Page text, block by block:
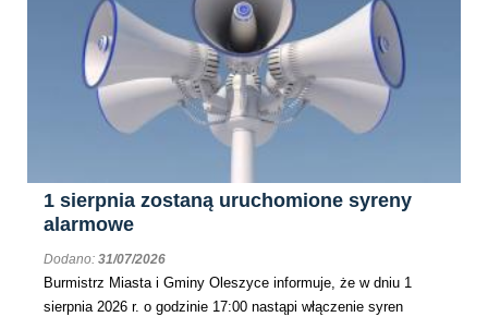
1 sierpnia zostaną uruchomione syreny
alarmowe
Dodano: 31/07/2026
​Burmistrz Miasta i Gminy Oleszyce informuje, że w dniu 1
sierpnia 2026 r. o godzinie 17:00 nastąpi włączenie syren